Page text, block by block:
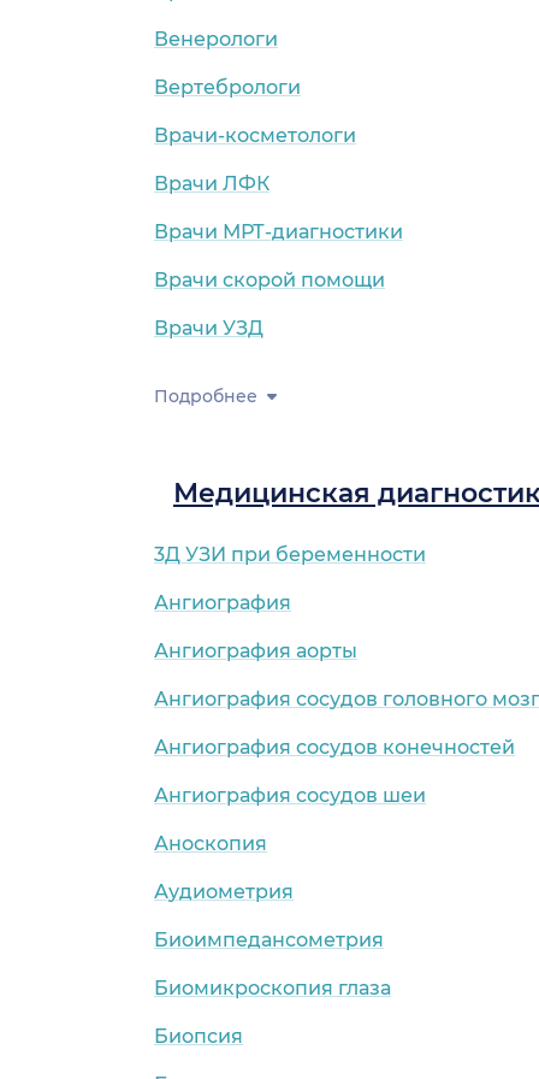
Венерологи
Вертебрологи
Врачи-косметологи
Врачи ЛФК
Врачи МРТ-диагностики
Врачи скорой помощи
Врачи УЗД
Подробнее
Медицинская
3Д УЗИ при беременности
Ангиография
Ангиография аорты
Ангиография сосудов головного
Ангиография сосудов конечностей
Ангиография сосудов шеи
Аноскопия
Аудиометрия
Биоимпедансометрия
Биомикроскопия глаза
Биопсия